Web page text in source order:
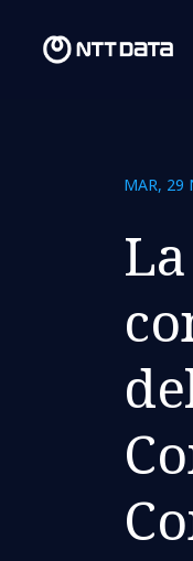
MAR, 29